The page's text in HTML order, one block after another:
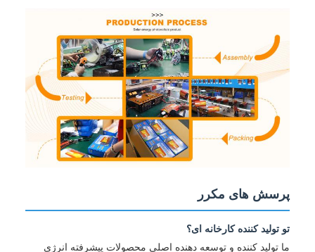
پرسش های مکرر
تو تولید کننده کارخانه ای؟
ما تولید کننده و توسعه دهنده اصلی محصولات پیشرفته انرژی